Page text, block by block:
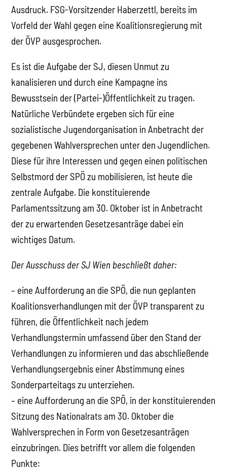
Ausdruck. FSG-Vorsitzender Haberzettl, bereits im
Vorfeld der Wahl gegen eine Koalitionsregierung mit
der ÖVP ausgesprochen.
Es ist die Aufgabe der SJ, diesen Unmut zu
kanalisieren und durch eine Kampagne ins
Bewusstsein der (Partei-)Öffentlichkeit zu tragen.
Natürliche Verbündete ergeben sich für eine
sozialistische Jugendorganisation in Anbetracht der
gegebenen Wahlversprechen unter den Jugendlichen.
Diese für ihre Interessen und gegen einen politischen
Selbstmord der SPÖ zu mobilisieren, ist heute die
zentrale Aufgabe. Die konstituierende
Parlamentssitzung am 30. Oktober ist in Anbetracht
der zu erwartenden Gesetzesanträge dabei ein
wichtiges Datum.
Der Ausschuss der SJ Wien beschließt daher:
– eine Aufforderung an die SPÖ, die nun geplanten
Koalitionsverhandlungen mit der ÖVP transparent zu
führen, die Öffentlichkeit nach jedem
Verhandlungstermin umfassend über den Stand der
Verhandlungen zu informieren und das abschließende
Verhandlungsergebnis einer Abstimmung eines
Sonderparteitags zu unterziehen.
– eine Aufforderung an die SPÖ, in der konstituierenden
Sitzung des Nationalrats am 30. Oktober die
Wahlversprechen in Form von Gesetzesanträgen
einzubringen. Dies betrifft vor allem die folgenden
Punkte: